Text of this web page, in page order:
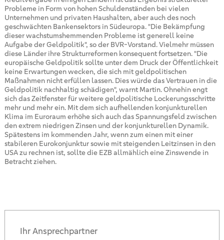
Probleme in Form von hohen Schuldenständen bei vielen
Unternehmen und privaten Haushalten, aber auch des noch
geschwächten Bankensektors in Südeuropa. "Die Bekämpfung
dieser wachstumshemmenden Probleme ist generell keine
Aufgabe der Geldpolitik", so der BVR-Vorstand. Vielmehr müssen
diese Länder ihre Strukturreformen konsequent fortsetzen. "Die
europäische Geldpolitik sollte unter dem Druck der Öffentlichkeit
keine Erwartungen wecken, die sich mit geldpolitischen
Maßnahmen nicht erfüllen lassen. Dies würde das Vertrauen in die
Geldpolitik nachhaltig schädigen", warnt Martin. Ohnehin engt
sich das Zeitfenster für weitere geldpolitische Lockerungsschritte
mehr und mehr ein. Mit dem sich aufhellenden konjunkturellen
Klima im Euroraum erhöhe sich auch das Spannungsfeld zwischen
den extrem niedrigen Zinsen und der konjunkturellen Dynamik.
Spätestens im kommenden Jahr, wenn zum einen mit einer
stabileren Eurokonjunktur sowie mit steigenden Leitzinsen in den
USA zu rechnen ist, sollte die EZB allmählich eine Zinswende in
Betracht ziehen.
Ihr Ansprechpartner